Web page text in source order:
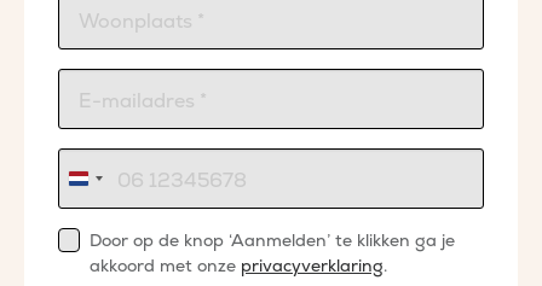
Nederland
+31
Door op de knop ‘Aanmelden’ te klikken ga je
akkoord met onze privacyverklaring.